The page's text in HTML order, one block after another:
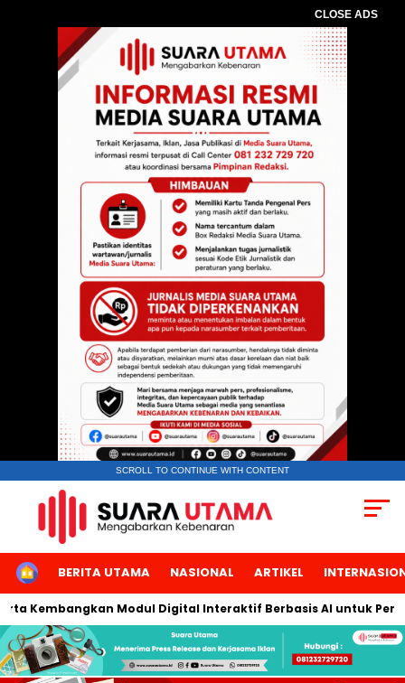
CLOSE ADS
SCROLL TO CONTINUE WITH CONTENT
HOMEBERITA UTAMA NASIONAL ARTIKEL
Kembangkan Modul Digital Interaktif Berbasis AI untuk